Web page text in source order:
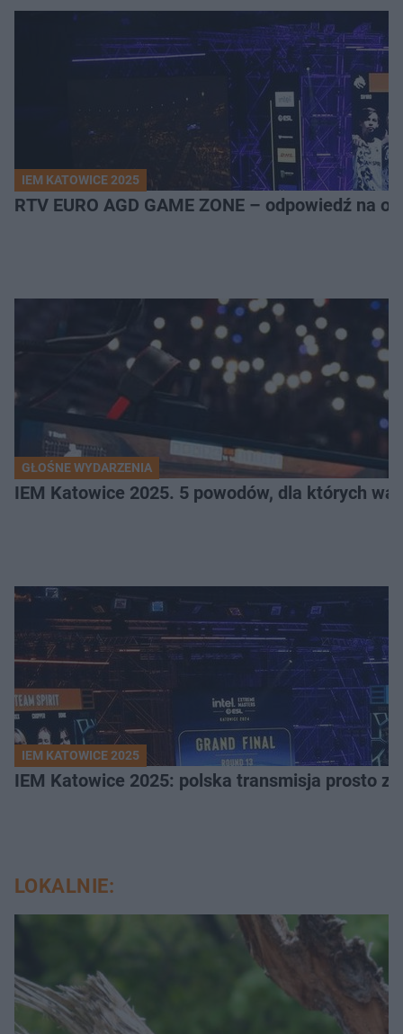
IEM KATOWICE 2025
RTV EURO AGD GAME ZONE – odpowiedź na
GŁOŚNE WYDARZENIA
IEM Katowice 2025. 5 powodów, dla których
IEM KATOWICE 2025
IEM Katowice 2025: polska transmisja prosto
LOKALNIE: